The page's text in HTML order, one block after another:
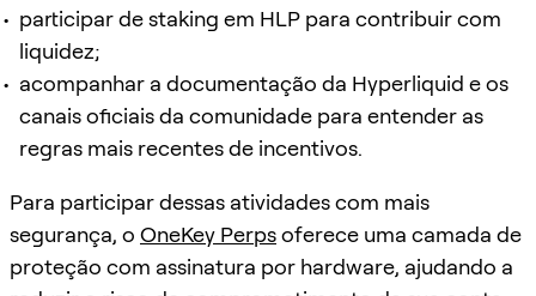
participar de staking em HLP para contribuir com
liquidez;
acompanhar a documentação da Hyperliquid e os
canais oficiais da comunidade para entender as
regras mais recentes de incentivos.
Para participar dessas atividades com mais
segurança, o OneKey Perpsoferece uma camada de
proteção com assinatura por hardware, ajudando a